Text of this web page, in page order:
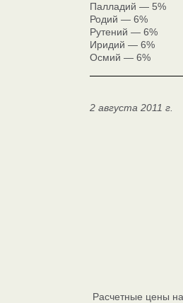
Палладий — 5%
Родий — 6%
Рутений — 6%
Иридий — 6%
Осмий — 6%
2 августа 2011 г.
Расчетные цены